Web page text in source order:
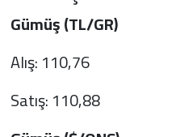
Gümüş (TL/GR)
Alış: 110,76
Satış: 110,88